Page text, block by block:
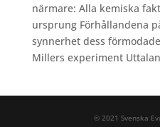
närmare: Alla kemiska
ursprung Förhållandena
synnerhet dess
Millers experiment
© 2021 Svenska